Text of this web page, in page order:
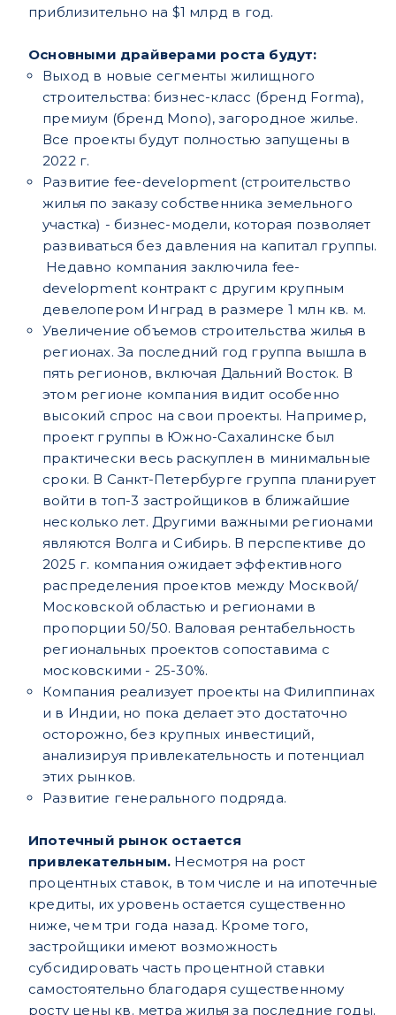
приблизительно на $1 млрд в год.
Основными драйверами роста будут:
Выход в новые сегменты жилищного
строительства: бизнес-класс (бренд Forma),
премиум (бренд Mono), загородное жилье.
Все проекты будут полностью запущены в
2022 г.
Развитие fee-development (строительство
жилья по заказу собственника земельного
участка) - бизнес-модели, которая позволяет
развиваться без давления на капитал группы.
Недавно компания заключила fee-
development контракт с другим крупным
девелопером Инград в размере 1 млн кв. м.
Увеличение объемов строительства жилья в
регионах. За последний год группа вышла в
пять регионов, включая Дальний Восток. В
этом регионе компания видит особенно
высокий спрос на свои проекты. Например,
проект группы в Южно-Сахалинске был
практически весь раскуплен в минимальные
сроки. В Санкт-Петербурге группа планирует
войти в топ-3 застройщиков в ближайшие
несколько лет. Другими важными регионами
являются Волга и Сибирь. В перспективе до
2025 г. компания ожидает эффективного
распределения проектов между Москвой/
Московской областью и регионами в
пропорции 50/50. Валовая рентабельность
региональных проектов сопоставима с
московскими - 25-30%.
Компания реализует проекты на Филиппинах
и в Индии, но пока делает это достаточно
осторожно, без крупных инвестиций,
анализируя привлекательность и потенциал
этих рынков.
Развитие генерального подряда.
Ипотечный рынок остается
привлекательным. Несмотря на рост
процентных ставок, в том числе и на ипотечные
кредиты, их уровень остается существенно
ниже, чем три года назад. Кроме того,
застройщики имеют возможность
субсидировать часть процентной ставки
самостоятельно благодаря существенному
росту цены кв. метра жилья за последние годы.